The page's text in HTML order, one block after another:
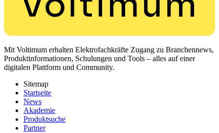
Mit Voltimum erhalten Elektrofachkräfte Zugang zu Branchennews,
Produktinformationen, Schulungen und Tools – alles auf einer
digitalen Plattform und Community.
Sitemap
Startseite
News
Akademie
Produktsuche
Partner